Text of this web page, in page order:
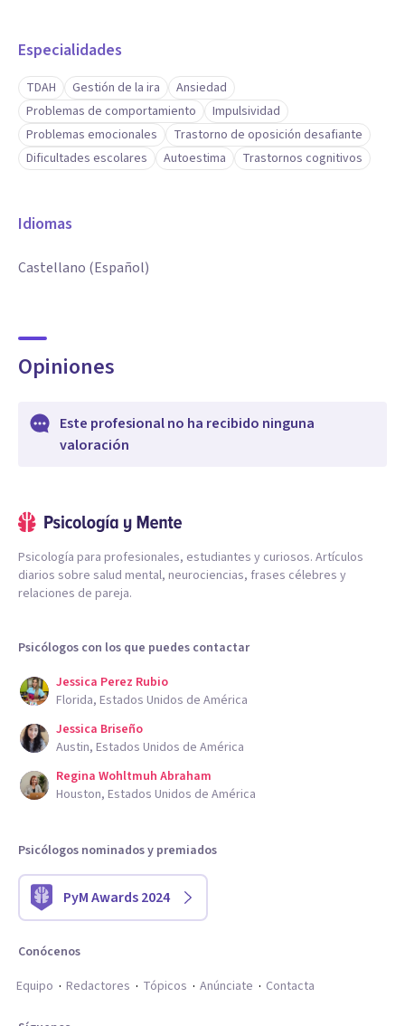
Especialidades
TDAH Gestión de la ira
Ansiedad
Problemas de comportamiento
Impulsividad
Problemas emocionales
Trastorno de oposición desafiante
Dificultades escolares
Autoestima Trastornos cognitivos
Idiomas
Castellano (Español)
Opiniones
Este profesional no ha recibido ninguna
valoración
Psicología para profesionales, estudiantes y curiosos. Artículos
diarios sobre salud mental, neurociencias, frases célebres y
relaciones de pareja.
Psicólogos con los que puedes contactar
Jessica Perez Rubio
Florida, Estados Unidos de América
Jessica Briseño
Austin, Estados Unidos de América
Regina Wohltmuh Abraham
Houston, Estados Unidos de América
Psicólogos nominados y premiados
PyM Awards 2024
Conócenos
Equipo
Redactores Tópicos Anúnciate Contacta